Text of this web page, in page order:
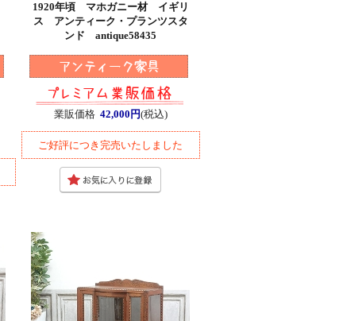
1920年頃 マホガニー材 イギリ
ス アンティーク・プランツスタ
ンド antique58435
業販価格 42,000円(税込)
ご好評につき完売いたしました